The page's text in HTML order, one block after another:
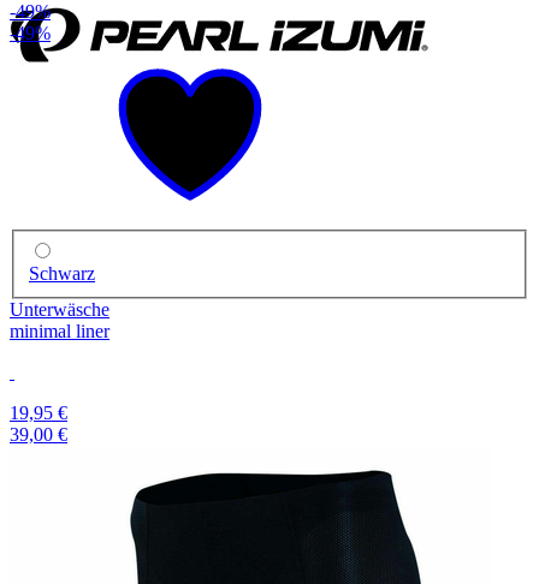
-49%
-49%
Schwarz
Unterwäsche
minimal liner
19,95 €
39,00 €